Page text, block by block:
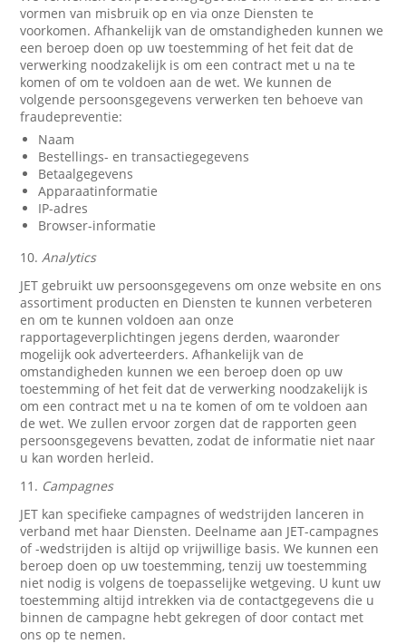
vormen van misbruik op en via onze Diensten te
voorkomen. Afhankelijk van de omstandigheden kunnen we
een beroep doen op uw toestemming of het feit dat de
verwerking noodzakelijk is om een contract met u na te
komen of om te voldoen aan de wet. We kunnen de
volgende persoonsgegevens verwerken ten behoeve van
fraudepreventie:
Naam
Bestellings- en transactiegegevens
Betaalgegevens
Apparaatinformatie
IP-adres
Browser-informatie
10.Analytics
JET gebruikt uw persoonsgegevens om onze website en ons
assortiment producten en Diensten te kunnen verbeteren
en om te kunnen voldoen aan onze
rapportageverplichtingen jegens derden, waaronder
mogelijk ook adverteerders. Afhankelijk van de
omstandigheden kunnen we een beroep doen op uw
toestemming of het feit dat de verwerking noodzakelijk is
om een contract met u na te komen of om te voldoen aan
de wet. We zullen ervoor zorgen dat de rapporten geen
persoonsgegevens bevatten, zodat de informatie niet naar
u kan worden herleid.
11. Campagnes
JET kan specifieke campagnes of wedstrijden lanceren in
verband met haar Diensten. Deelname aan JET-campagnes
of -wedstrijden is altijd op vrijwillige basis. We kunnen een
beroep doen op uw toestemming, tenzij uw toestemming
niet nodig is volgens de toepasselijke wetgeving. U kunt uw
toestemming altijd intrekken via de contactgegevens die u
binnen de campagne hebt gekregen of door contact met
ons op te nemen.